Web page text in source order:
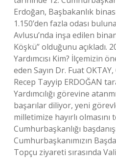
Erdoğan, Başbakanlık
1.150’den fazla odası
Avlusu’nda inşa edilen
Köşkü” olduğunu açıkladı.
Yardımcısı Kim? İlçemizin
eden Sayın Dr. Fuat
Recep Tayyip ERDOĞAN
Yardımcılığı görevine
başarılar diliyor, yeni
milletimize hayırlı
Cumhurbaşkanlığı
Cumhurbaşkanımızın
Topçu ziyareti sırasında